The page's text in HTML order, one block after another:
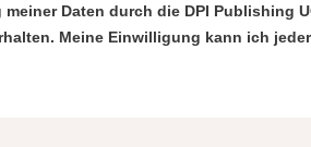
Daten durch die DPI Publishing
Meine Einwilligung kann ich